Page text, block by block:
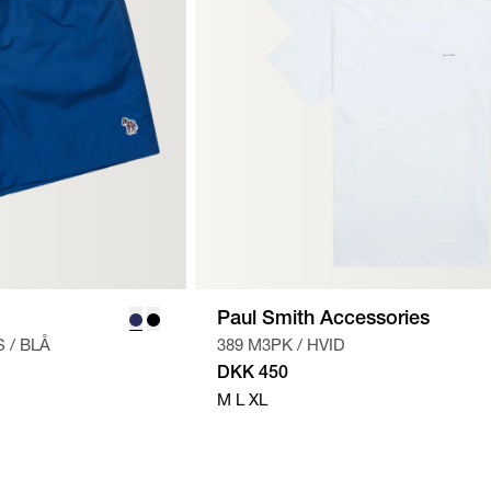
/ BLÅ
Paul Smith Accessories
389 M3PK / HVID
DKK 450
M L XL